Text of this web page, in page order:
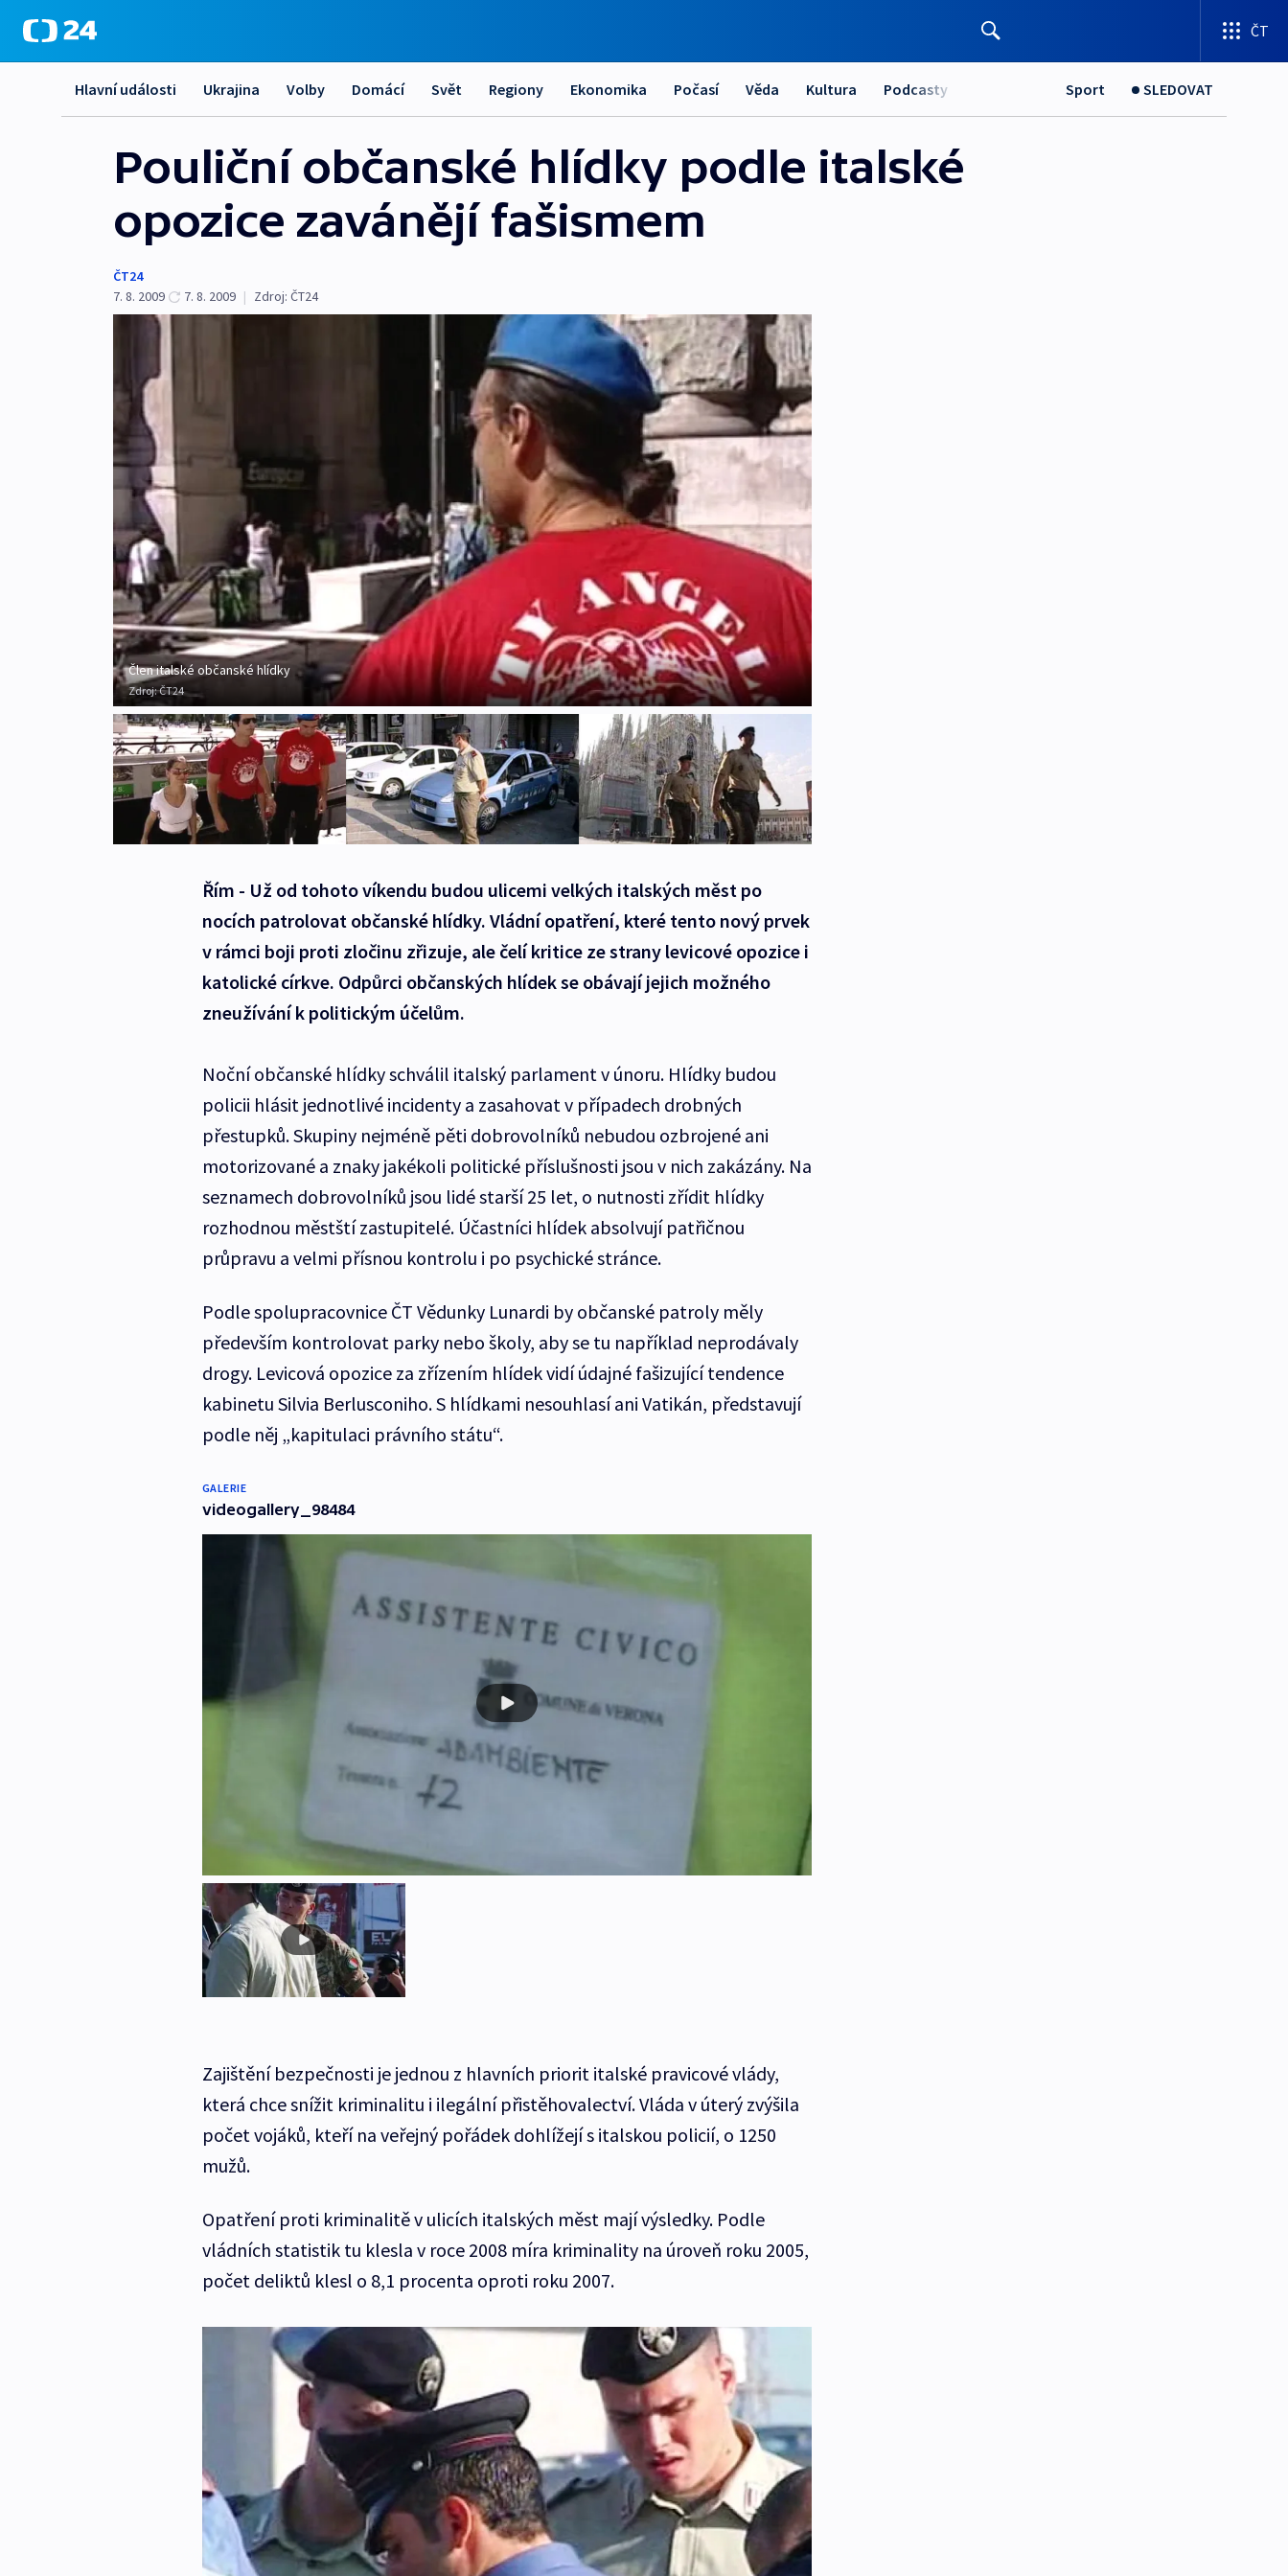
ČT
Hlavní události Ukrajina Volby Domácí Svět Regiony Ekonomika Počasí Věda Kultura Podcasty Sport SLEDOVAT
Pouliční občanské hlídky podle italské
opozice zavánějí fašismem
ČT24
7. 8. 2009
7. 8. 2009 | Zdroj: ČT24
Člen italské občanské hlídky
Zdroj:ČT24
Řím - Už od tohoto víkendu budou ulicemi velkých italských měst po
nocích patrolovat občanské hlídky. Vládní opatření, které tento nový prvek
v rámci boji proti zločinu zřizuje, ale čelí kritice ze strany levicové opozice i
katolické církve. Odpůrci občanských hlídek se obávají jejich možného
zneužívání k politickým účelům.
Noční občanské hlídky schválil italský parlament v únoru. Hlídky budou
policii hlásit jednotlivé incidenty a zasahovat v případech drobných
přestupků. Skupiny nejméně pěti dobrovolníků nebudou ozbrojené ani
motorizované a znaky jakékoli politické příslušnosti jsou v nich zakázány. Na
seznamech dobrovolníků jsou lidé starší 25 let, o nutnosti zřídit hlídky
rozhodnou městští zastupitelé. Účastníci hlídek absolvují patřičnou
průpravu a velmi přísnou kontrolu i po psychické stránce.
Podle spolupracovnice ČT Vědunky Lunardi by občanské patroly měly
především kontrolovat parky nebo školy, aby se tu například neprodávaly
drogy. Levicová opozice za zřízením hlídek vidí údajné fašizující tendence
kabinetu Silvia Berlusconiho. S hlídkami nesouhlasí ani Vatikán, představují
podle něj „kapitulaci právního státu“.
GALERIE
videogallery_98484
Zajištění bezpečnosti je jednou z hlavních priorit italské pravicové vlády,
která chce snížit kriminalitu i ilegální přistěhovalectví. Vláda v úterý zvýšila
počet vojáků, kteří na veřejný pořádek dohlížejí s italskou policií, o 1250
mužů.
Opatření proti kriminalitě v ulicích italských měst mají výsledky. Podle
vládních statistik tu klesla v roce 2008 míra kriminality na úroveň roku 2005,
počet deliktů klesl o 8,1 procenta oproti roku 2007.